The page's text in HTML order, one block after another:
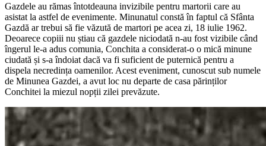
Gazdele au rămas întotdeauna invizibile pentru martorii care au
asistat la astfel de evenimente. Minunatul constă în faptul că Sfânta
Gazdă ar trebui să fie văzută de martori pe acea zi, 18 iulie 1962.
Deoarece copiii nu știau că gazdele niciodată n-au fost vizibile când
îngerul le-a adus comunia, Conchita a considerat-o o mică minune
ciudată și s-a îndoiat dacă va fi suficient de puternică pentru a
dispela necredința oamenilor. Acest eveniment, cunoscut sub numele
de Minunea Gazdei, a avut loc nu departe de casa părinților
Conchitei la miezul nopții zilei prevăzute.